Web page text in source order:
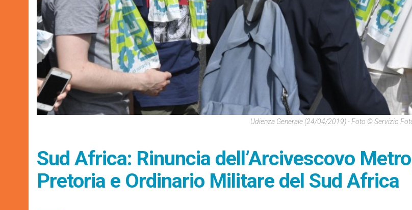
Udienza Generale (24/04/2019) - Foto © Servizio
Sud Africa: Rinuncia dell’Arcivescovo
Pretoria e Ordinario Militare del Sud Africa